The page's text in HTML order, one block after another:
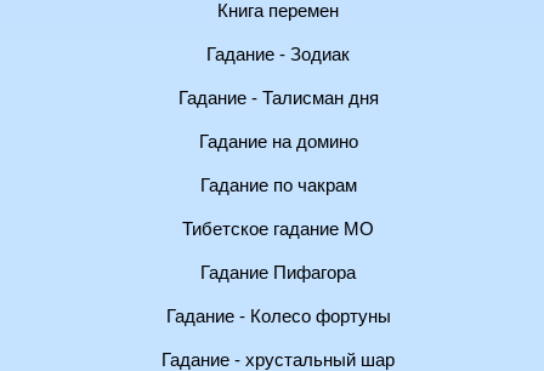
Книга перемен
Гадание - Зодиак
Гадание - Талисман дня
Гадание на домино
Гадание по чакрам
Тибетское гадание МО
Гадание Пифагора
Гадание - Колесо фортуны
Гадание - хрустальный шар